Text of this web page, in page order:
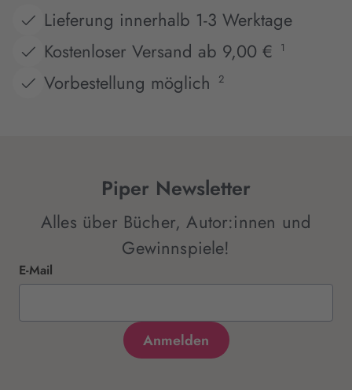
Lieferung innerhalb 1-3 Werktage
Kostenloser Versand ab 9,00 €
1
Vorbestellung möglich 2
Piper Newsletter
Alles über Bücher, Autor:innen und
Gewinnspiele!
E-Mail